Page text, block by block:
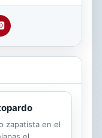
zapatista en el
el